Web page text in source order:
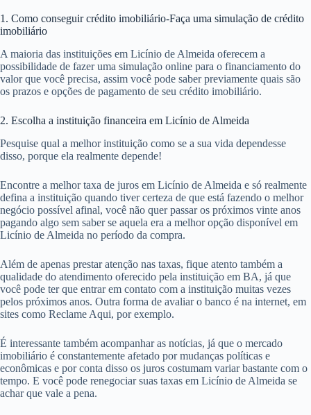
1. Como conseguir crédito imobiliário-Faça uma simulação de crédito
imobiliário
A maioria das instituições em Licínio de Almeida oferecem a
possibilidade de fazer uma simulação online para o financiamento do
valor que você precisa, assim você pode saber previamente quais são
os prazos e opções de pagamento de seu crédito imobiliário.
2. Escolha a instituição financeira em Licínio de Almeida
Pesquise qual a melhor instituição como se a sua vida dependesse
disso, porque ela realmente depende!
Encontre a melhor taxa de juros em Licínio de Almeida e só realmente
defina a instituição quando tiver certeza de que está fazendo o melhor
negócio possível afinal, você não quer passar os próximos vinte anos
pagando algo sem saber se aquela era a melhor opção disponível em
Licínio de Almeida no período da compra.
Além de apenas prestar atenção nas taxas, fique atento também a
qualidade do atendimento oferecido pela instituição em BA, já que
você pode ter que entrar em contato com a instituição muitas vezes
pelos próximos anos. Outra forma de avaliar o banco é na internet, em
sites como Reclame Aqui, por exemplo.
É interessante também acompanhar as notícias, já que o mercado
imobiliário é constantemente afetado por mudanças políticas e
econômicas e por conta disso os juros costumam variar bastante com o
tempo. E você pode renegociar suas taxas em Licínio de Almeida se
achar que vale a pena.